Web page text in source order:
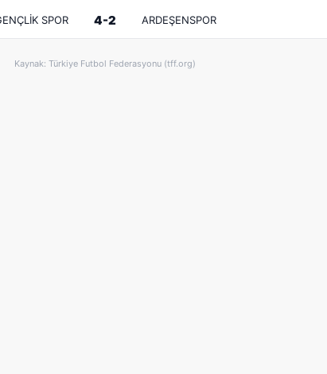
SPOR 4-2 ARDEŞENSPOR
Kaynak: Türkiye Futbol Federasyonu (tff.org)